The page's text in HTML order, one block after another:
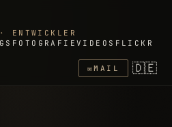
ENTWICKLER
FOTOGRAFIEVIDEOS FLICKR
✉MAIL 🇩🇪